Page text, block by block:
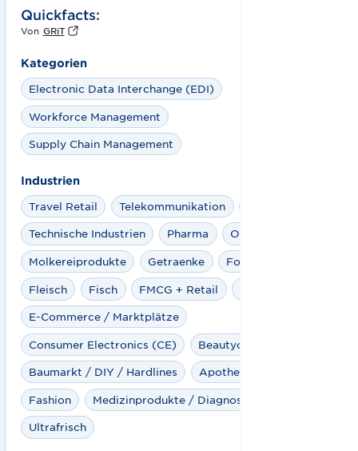
Quickfacts:
Von GRiT
Kategorien
Electronic Data Interchange (EDI)
Workforce Management
Supply Chain Management
Industrien
Travel Retail
Telekommunikation
Technische Industrien Pharma Obst & Gemüse
Molkereiprodukte Getraenke Foodservice
Fleisch Fisch FMCG + Retail
E-Commerce / Marktplätze
Consumer Electronics (CE) Beautycare
Baumarkt / DIY / Hardlines Apotheke
Fashion Medizinprodukte / Diagnostika
Ultrafrisch